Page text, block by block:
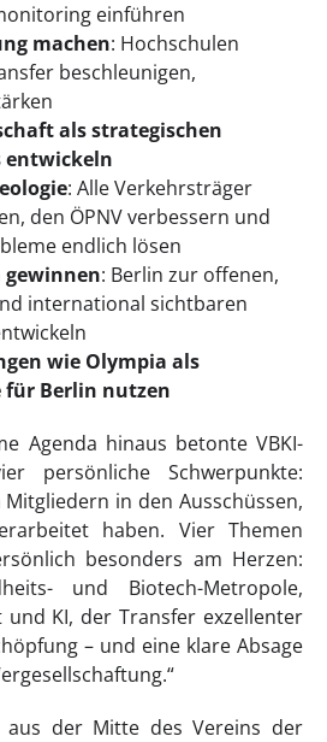
einführen
machen: Hochschulen
beschleunigen,
als strategischen
entwickeln
: Alle Verkehrsträger
den ÖPNV verbessern und
endlich lösen
: Berlin zur offenen,
international sichtbaren
wie Olympia als
Berlin nutzen
Agenda hinaus betonte VBKI-
persönliche Schwerpunkte:
in den Ausschüssen,
haben. Vier Themen
besonders am Herzen:
und Biotech-Metropole,
und KI, der Transfer exzellenter
– und eine klare Absage
aus der Mitte des Vereins der